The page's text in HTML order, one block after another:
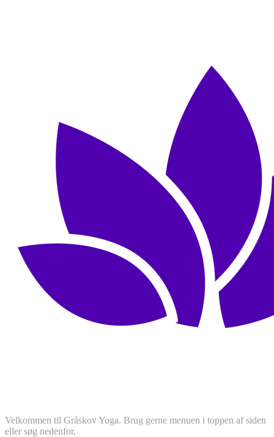
Velkommen til Gråskov Yoga. Brug gerne menuen i toppen af siden
eller søg nedenfor.